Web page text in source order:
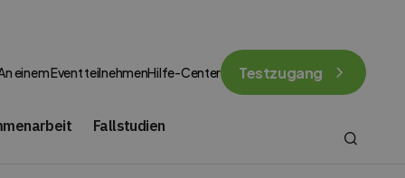
einem Event teilnehmenHilfe-Center Testzugang
Fallstudien